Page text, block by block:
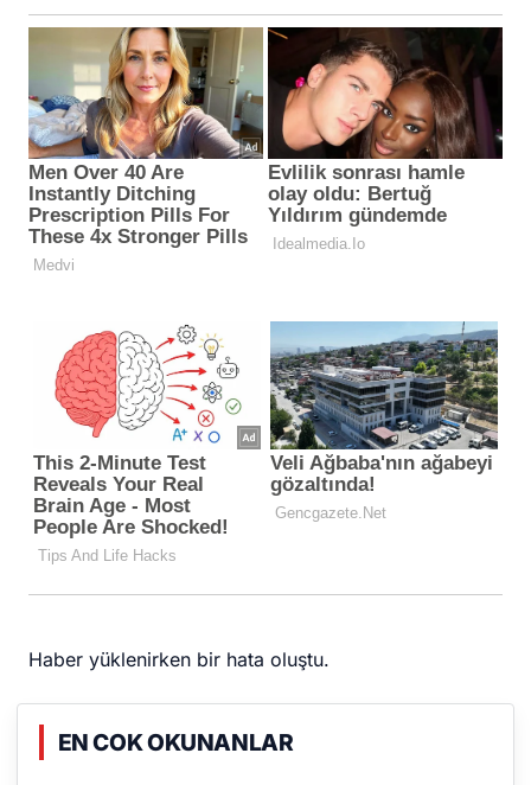
Haber yüklenirken bir hata oluştu.
EN COK OKUNANLAR